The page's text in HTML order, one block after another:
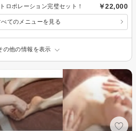
ポレーション完璧セット！ ￥22,000
べてのメニューを見る
の他の情報を表示